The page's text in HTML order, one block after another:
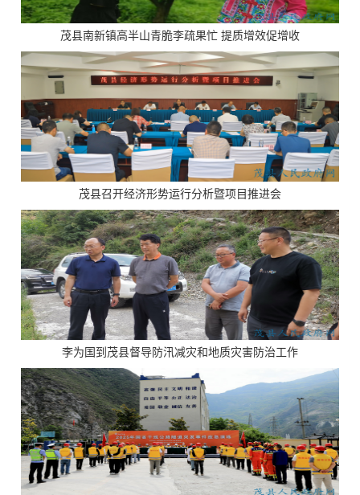
茂县南新镇高半山青脆李疏果忙 提质增效促增收
茂县召开经济形势运行分析暨项目推进会
李为国到茂县督导防汛减灾和地质灾害防治工作